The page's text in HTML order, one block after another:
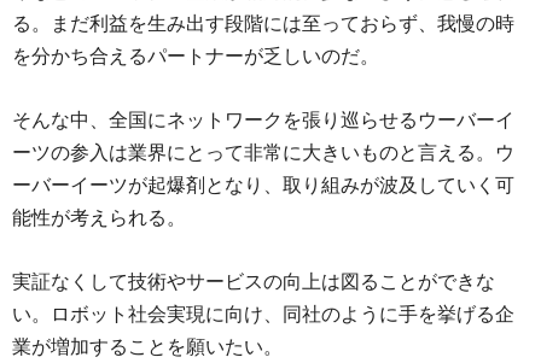
る。まだ利益を生み出す段階には至っておらず、我慢の時
を分かち合えるパートナーが乏しいのだ。
そんな中、全国にネットワークを張り巡らせるウーバーイ
ーツの参入は業界にとって非常に大きいものと言える。ウ
ーバーイーツが起爆剤となり、取り組みが波及していく可
能性が考えられる。
実証なくして技術やサービスの向上は図ることができな
い。ロボット社会実現に向け、同社のように手を挙げる企
業が増加することを願いたい。